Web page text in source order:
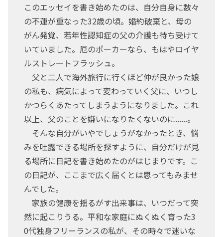
このエッセイを書き始めたのは、自分自身に数々
の不運が重なった32歳の頃。婚約破棄と、母の
がん発覚、若年性認知症の父の介護も待ち受けて
いていました。厄のポーカーなら、もはやロイヤ
ルストレートフラッシュ。
父と二人で海外旅行に行くほど仲が良かった娘
の私も、病気によって変わっていく父に、いつし
かつらくあたってしまうようになりました。これ
以上、父のことを嫌いになりたくないのに......。
そんな自分がいやでしょうがなかったとき、悩
みを吐露できる場所を探すように、自分だけが見
る場所に日記を書き始めたのがはじまりです。こ
の日記が、ここまで広く届くとは思ってもみませ
んでした。
家族の健康を揺るがす出来事は、いつだって突
然に起こりうる。平和な家庭にぬくぬく育った3
0代独身フリーランスの私が、その時々で迷いな